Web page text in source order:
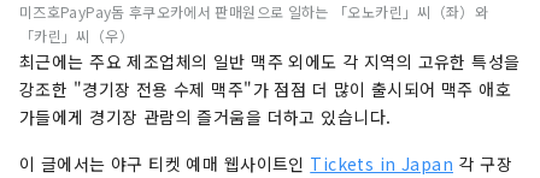
미즈호PayPay돔 후쿠오카에서 판매원으로 일하는 「오노카린」씨（좌）와
「카린」씨（우）
최근에는 주요 제조업체의 일반 맥주 외에도 각 지역의 고유한 특성을
강조한 "경기장 전용 수제 맥주"가 점점 더 많이 출시되어 맥주 애호
가들에게 경기장 관람의 즐거움을 더하고 있습니다.
이 글에서는 야구 티켓 예매 웹사이트인 Tickets in Japan 각 구장